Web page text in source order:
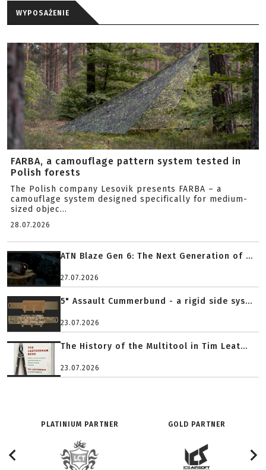
WYPOSAŻENIE
FARBA, a camouflage pattern system tested in
Polish forests
The Polish company Lesovik presents FARBA – a
camouflage system designed specifically for medium-
sized objec...
28.07.2026
ATN Blaze Gen 6: The Next Generation of ...
27.07.2026
5" Assault Cummerbund - a rigid side sys...
23.07.2026
The History of the Multitool in Tim Leat...
23.07.2026
PLATINIUM PARTNER GOLD PARTNER